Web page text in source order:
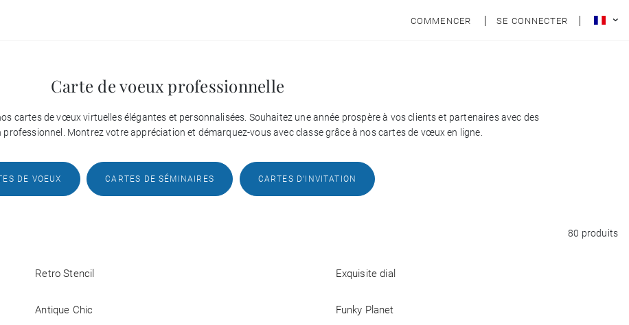
COMMENCER SE CONNECTER
Carte de voeux professionnelle
cartes de vœux virtuelles élégantes et personnalisées. Souhaitez une année prospère à vos clients et partenaires avec des
professionnel. Montrez votre appréciation et démarquez-vous avec classe grâce à nos cartes de vœux en ligne.
DE VOEUX CARTES DE SÉMINAIRES CARTES D'INVITATION
80 produits
Retro Stencil Exquisite dial
Antique Chic Funky Planet